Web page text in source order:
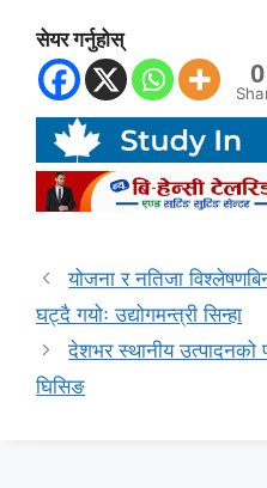
सेयर गर्नुहोस्
0
योजना र नतिजा
घट्दै गयोः उद्योगमन्त्री सिन्हा
देशभर स्थानीय उत्पादनको
घिसिङ